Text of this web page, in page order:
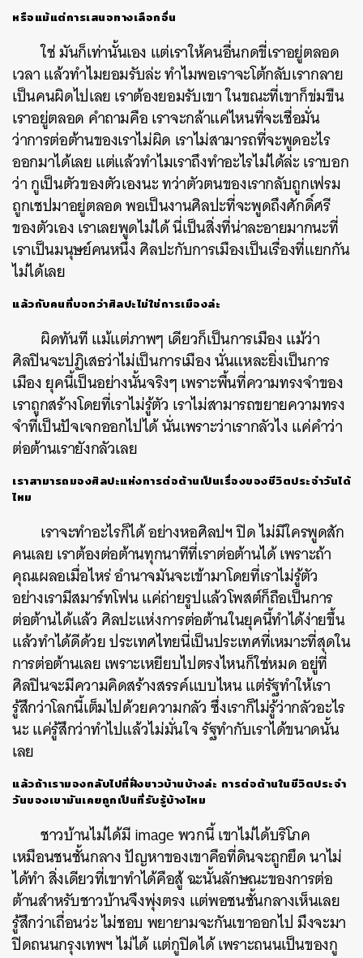
หรือแม้แต่การเสนอทางเลือกอื่น
ใช่มันก็เท่านั้นเอง แต่เราให้คนอื่นกดขี่เราอยู่ตลอด
เวลาแล้วทำไมยอมรับล่ะทำไมพอเราจะโต้กลับเรากลาย
เป็นคนผิดไปเลยเราต้องยอมรับเขาในขณะที่เขาก็ข่มขืน
เราอยู่ตลอด คำถามคือเราจะกล้าแค่ไหนที่จะเชื่อมั่น
ว่าการต่อต้านของเราไม่ผิด เราไม่สามารถที่จะพูดอะไร
ออกมาได้เลยแต่แล้วทำไมเราถึงทำอะไรไม่ได้ล่ะเราบอก
ว่ากูเป็นตัวของตัวเองนะทว่าตัวตนของเรากลับถูกเฟรม
ถูกเชปมาอยู่ตลอดพอเป็นงานศิลปะที่จะพูดถึงศักดิ์ศรี
ของตัวเองเราเลยพูดไม่ได้นี่เป็นสิ่งที่น่าละอายมากนะที่
เราเป็นมนุษย์คนหนึ่งศิลปะกับการเมืองเป็นเรื่องที่แยกกัน
ไม่ได้เลย
แล้วกับคนที่บอกว่าศิลปะไม่ใช่การเมืองล่ะ
ผิดทันทีแม้แต่ภาพๆ เดียวก็เป็นการเมืองแม้ว่า
ศิลปินจะปฏิเสธว่าไม่เป็นการเมืองนั่นแหละยิ่งเป็นการ
เมืองยุคนี้เป็นอย่างนั้นจริงๆเพราะพื้นที่ความทรงจำของ
เราถูกสร้างโดยที่เราไม่รู้ตัว เราไม่สามารถขยายความทรง
จำที่เป็นปัจเจกออกไปได้นั่นเพราะว่าเรากลัวไงแค่คำว่า
ต่อต้านเรายังกลัวเลย
เราสามารถมองศิลปะแห่งการต่อต้านเป็นเรื่องของชีวิตประจำวันได้
ไหม
เราจะทำอะไรก็ได้อย่างหอศิลปฯปิดไม่มีใครพูดสัก
คนเลยเราต้องต่อต้านทุกนาทีที่เราต่อต้านได้เพราะถ้า
คุณเผลอเมื่อไหร่อำนาจมันจะเข้ามาโดยที่เราไม่รู้ตัว
อย่างเรามีสมาร์ทโฟนแค่ถ่ายรูปแล้วโพสต์ก็ถือเป็นการ
ต่อต้านได้แล้ว ศิลปะแห่งการต่อต้านในยุคนี้ทำได้ง่ายขึ้น
แล้วทำได้ดีด้วยประเทศไทยนี่เป็นประเทศที่เหมาะที่สุดใน
การต่อต้านเลยเพราะเหยียบไปตรงไหนก็ใช่หมดอยู่ที่
ศิลปินจะมีความคิดสร้างสรรค์แบบไหนแต่รัฐทำให้เรา
รู้สึกว่าโลกนี้เต็มไปด้วยความกลัวซึ่งเราก็ไม่รู้ว่ากลัวอะไร
นะแค่รู้สึกว่าทำไปแล้วไม่มั่นใจรัฐทำกับเราได้ขนาดนั้น
เลย
แล้วถ้าเรามองกลับไปที่ฝั่งชาวบ้านบ้างล่ะ การต่อต้านในชีวิตประจำ
วันของเขามันเคยถูกเป็นที่รับรู้บ้างไหม
ชาวบ้านไม่ได้มีimageพวกนี้เขาไม่ได้บริโภค
เหมือนชนชั้นกลางปัญหาของเขาคือที่ดินจะถูกยึดนาไม่
ได้ทำสิ่งเดียวที่เขาทำได้คือสู้ฉะนั้นลักษณะของการต่อ
ต้านสำหรับชาวบ้านจึงพุ่งตรง แต่พอชนชั้นกลางเห็นเลย
รู้สึกว่าเถื่อนว่ะไม่ชอบ พยายามจะกันเขาออกไปมึงจะมา
ปิดถนนกรุงเทพฯไม่ได้แต่กูปิดได้เพราะถนนเป็นของกู